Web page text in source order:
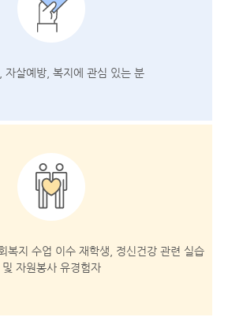
자살예방, 복지에 관심 있는 분
복지 수업 이수 재학생, 정신건강 관련 실습
및 자원봉사 유경험자